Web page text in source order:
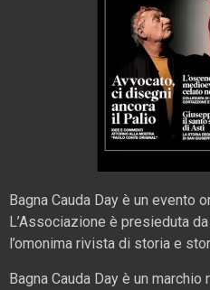
Bagna Cauda Day è un evento
L’Associazione è presieduta
l’omonima rivista di storia e
Bagna Cauda Day è un